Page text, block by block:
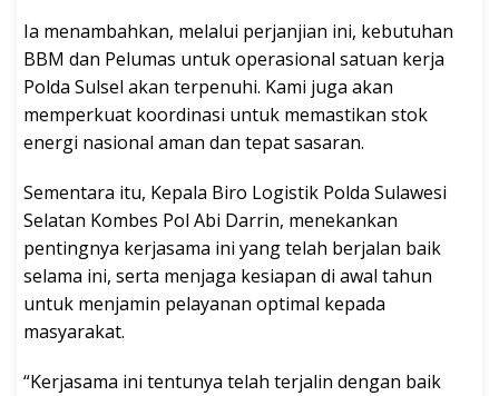
Ia menambahkan, melalui perjanjian ini, kebutuhan
BBM dan Pelumas untuk operasional satuan kerja
Polda Sulsel akan terpenuhi. Kami juga akan
memperkuat koordinasi untuk memastikan stok
energi nasional aman dan tepat sasaran.
Sementara itu, Kepala Biro Logistik Polda Sulawesi
Selatan Kombes Pol Abi Darrin, menekankan
pentingnya kerjasama ini yang telah berjalan baik
selama ini, serta menjaga kesiapan di awal tahun
untuk menjamin pelayanan optimal kepada
masyarakat.
“Kerjasama ini tentunya telah terjalin dengan baik